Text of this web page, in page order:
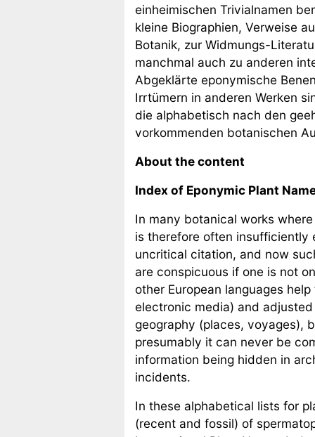
einheimischen Trivialnamen
kleine Biographien, Verweise
Botanik, zur Widmungs-
manchmal auch zu anderen
Abgeklärte eponymische
Irrtümern in anderen Werken
die alphabetisch nach den
vorkommenden botanischen
About the content
Index of Eponymic Plant
In many botanical works
is therefore often insufficiently
uncritical citation, and now
are conspicuous if one is not
other European languages
electronic media) and
geography (places, voyages),
presumably it can never be
information being hidden in
incidents.
In these alphabetical lists for
(recent and fossil) of